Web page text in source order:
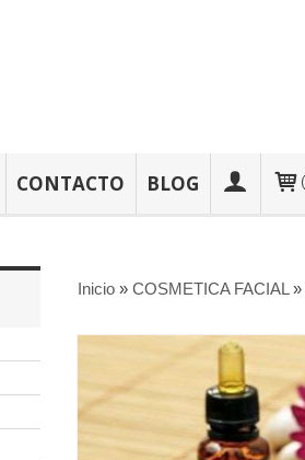
CONTACTO BLOG
Inicio» COSMETICA FACIAL»